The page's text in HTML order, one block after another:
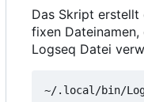
Das Skript erstellt
fixen
Logseq Datei